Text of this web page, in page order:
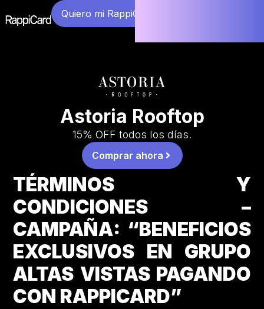
Quiero mi RappiCard
Astoria Rooftop
15% OFF todos los días.
Comprar ahora
TÉRMINOS Y
CONDICIONES –
CAMPAÑA: “BENEFICIOS
EXCLUSIVOS EN GRUPO
ALTAS VISTAS PAGANDO
CON RAPPICARD”